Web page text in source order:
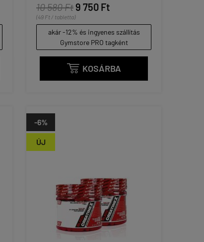
10 580 Ft9 750 Ft
(49 Ft / tabletta)
akár -12% és ingyenes szállítás
Gymstore PRO tagként
 KOSÁRBA
ÚJ
-6%